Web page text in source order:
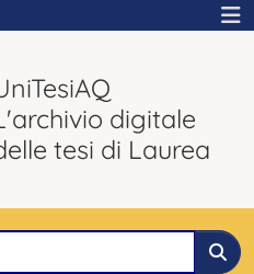
digitale
tesi di Laurea